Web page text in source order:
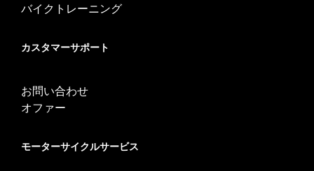
バイクトレーニング
カスタマーサポート
お問い合わせ
オファー
モーターサイクルサービス